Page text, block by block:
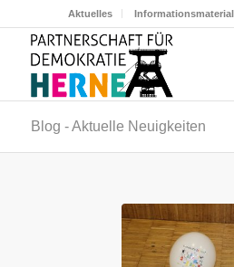
Aktuelles Informationsmaterial
Blog - Aktuelle Neuigkeiten